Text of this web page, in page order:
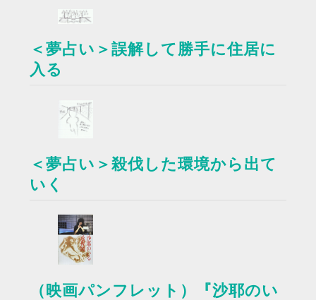
＜夢占い＞誤解して勝手に住居に
入る
＜夢占い＞殺伐した環境から出て
いく
（映画パンフレット）『沙耶のい